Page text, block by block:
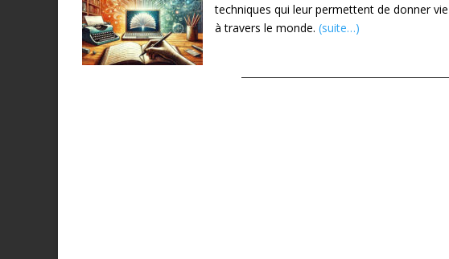
techniques qui leur permettent de donner
à travers le monde. (suite…)